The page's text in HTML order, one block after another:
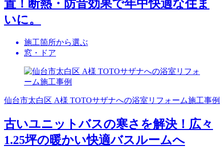
置！断熱・防音効果で年中快適な住ま
いに。
施工箇所から選ぶ
窓・ドア
仙台市太白区 A様 TOTOサザナへの浴室リフォーム施工事例
古いユニットバスの寒さを解決！広々
1.25坪の暖かい快適バスルームへ